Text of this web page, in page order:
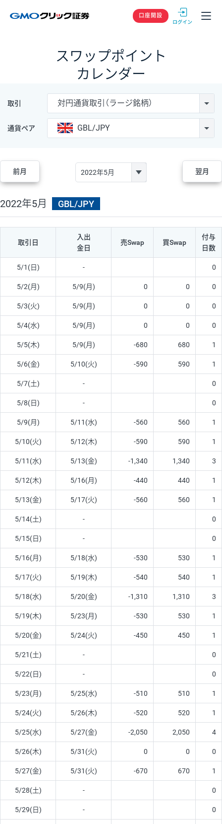
GMOクリック
口座開設
スワップポイント
カレンダー
取引 対円通貨取引（ラージ銘柄）
通貨ペア GBL/JPY
前月 翌月
2022年5月 GBL/JPY
取引日
入出
金日
売Swap 買Swap
付与
日数
5/1(日) - 0
5/2(月) 5/9(月) 0 0 0
5/3(火) 5/9(月) 0 0 0
5/4(水) 5/9(月) 0 0 0
5/5(木) 5/9(月) -680 680 1
5/6(金) 5/10(火) -590 590 1
5/7(土) - 0
5/8(日) - 0
5/9(月) 5/11(水) -560 560 1
5/10(火) 5/12(木) -590 590 1
5/11(水) 5/13(金) -1,340 1,340 3
5/12(木) 5/16(月) -440 440 1
5/13(金) 5/17(火) -560 560 1
5/14(土) - 0
5/15(日) - 0
5/16(月) 5/18(水) -530 530 1
5/17(火) 5/19(木) -540 540 1
5/18(水) 5/20(金) -1,310 1,310 3
5/19(木) 5/23(月) -530 530 1
5/20(金) 5/24(火) -450 450 1
5/21(土) - 0
5/22(日) - 0
5/23(月) 5/25(水) -510 510 1
5/24(火) 5/26(木) -520 520 1
5/25(水) 5/27(金) -2,050 2,050 4
5/26(木) 5/31(火) 0 0 0
5/27(金) 5/31(火) -670 670 1
5/28(土) - 0
5/29(日) - 0